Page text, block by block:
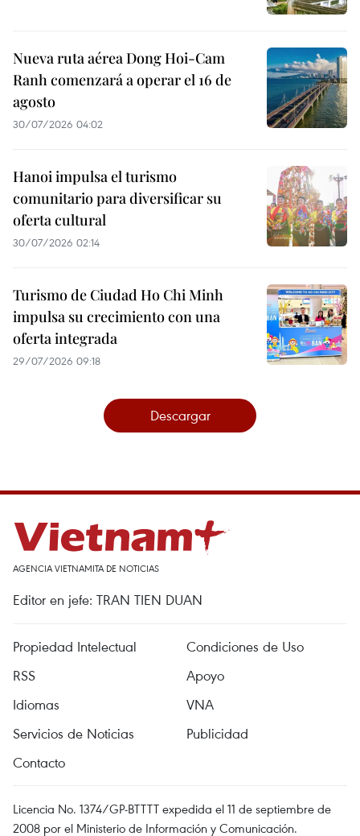
Nueva ruta aérea Dong Hoi-Cam
Ranh comenzará a operar el 16 de
agosto
30/07/2026 04:02
Hanoi impulsa el turismo
comunitario para diversificar su
oferta cultural
30/07/2026 02:14
Turismo de Ciudad Ho Chi Minh
impulsa su crecimiento con una
oferta integrada
29/07/2026 09:18
Descargar
AGENCIA VIETNAMITA DE NOTICIAS
Editor en jefe: TRAN TIEN DUAN
Propiedad Intelectual
Condiciones de Uso
RSS
Apoyo
Idiomas
VNA
Servicios de Noticias
Publicidad
Contacto
Licencia No. 1374/GP-BTTTT expedida el 11 de septiembre de
2008 por el Ministerio de Información y Comunicación.